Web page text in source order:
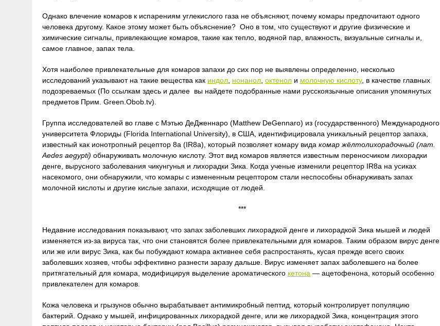
Однако влечение комаров к испарениям углекислого газа не объясняют, почему комары предпочитают одного
человека другому. Какое этому может быть объяснение? Оно в том, что существуют и другие физические и
химические сигналы, привлекающие комаров, такие как тепло, водяной пар, влажность, визуальные сигналы и,
самое главное, запах тела.
Хотя наиболее привлекательные для комаров запахи до сих пор не выявлены определенно, несколько
исследований указывают на такие вещества как индол нонанол октенол и молочную кислоту, в качестве главных
подозреваемых (По ссылкам здесь и далее вы найдете подобранные нами русскоязычные описания упомянутых
предметов Прим. Green.Obob.tv).
Группа исследователей во главе с Мэтью ДеДженнаро (Matthew DeGennaro) из (государственного) Международного
университета Флориды (Florida International University), в США, идентифицировала уникальный рецептор запаха,
известный как ионотропный рецептор 8a (IR8a), который позволяет комару вида комар жёлтолихорадочный (лат.
Aedes aegypti) обнаруживать молочную кислоту. Этот вид комаров является известным переносчиком лихорадки
денге, вырусного заболевания чикунгунья и лихорадки Зика. Когда ученые изменили рецептор IR8a на усиках
насекомого, они обнаружили, что комары с измененным рецептором стали неспособны обнаруживать запах
молочной кислоты и другие кислые запахи, исходящие от людей.
***
Недавние исследования показывают, что запах заболевших лихорадкой денге и лихорадкой Зика мышей и людей
изменяется из-за вируса так, что они становятся более привлекательными для комаров. Таким образом вирус денге,
или же или вирус Зика, как бы побуждают комара активнее себя распростанять, кусая прежде всего своих
заболевших хозяев, чтобы эффективно разнести заразу дальше. Вирус изменяет запах заболевшего на более
притягательный для комара, модифицируя выделение ароматического кетона — ацетофенона, который особенно
привлекателен для комаров.
Кожа человека и грызунов обычно вырабатывает антимикробный пептид, который контролирует популяцию
бактерий. Однако у мышей, инфицированных лихорадкой денге, или же лихорадкой Зика, концентрация этого